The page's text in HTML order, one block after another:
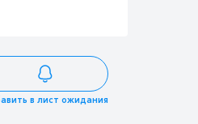
788
156 в лист ожидания